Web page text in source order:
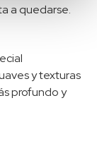
a quedarse.
y texturas
profundo y